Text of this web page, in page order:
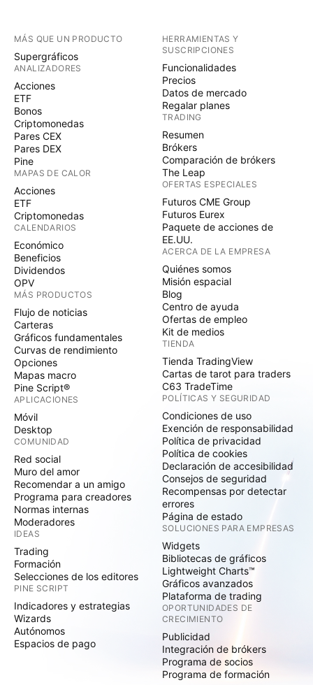
MÁS QUE UN PRODUCTO
Supergráficos
ANALIZADORES
Acciones
ETF
Bonos
Criptomonedas
Pares CEX
Pares DEX
Pine
MAPAS DE CALOR
Acciones
ETF
Criptomonedas
CALENDARIOS
Económico
Beneficios
Dividendos
OPV
MÁS PRODUCTOS
Flujo de noticias
Carteras
Gráficos fundamentales
Curvas de rendimiento
Opciones
Mapas macro
Pine Script®
APLICACIONES
Móvil
Desktop
COMUNIDAD
Red social
Muro del amor
Recomendar a un amigo
Programa para creadores
Normas internas
Moderadores
IDEAS
Trading
Formación
Selecciones de los editores
PINE SCRIPT
Indicadores y estrategias
Wizards
Autónomos
Espacios de pago
HERRAMIENTAS Y
SUSCRIPCIONES
Funcionalidades
Precios
Datos de mercado
Regalar planes
TRADING
Resumen
Brókers
Comparación de brókers
The Leap
OFERTAS ESPECIALES
Futuros CME Group
Futuros Eurex
Paquete de acciones de
EE.UU.
ACERCA DE LA EMPRESA
Quiénes somos
Misión espacial
Blog
Centro de ayuda
Ofertas de empleo
Kit de medios
TIENDA
Tienda TradingView
Cartas de tarot para traders
C63 TradeTime
POLÍTICAS Y SEGURIDAD
Condiciones de uso
Exención de responsabilidad
Política de privacidad
Política de cookies
Declaración de accesibilidad
Consejos de seguridad
Recompensas por detectar
errores
Página de estado
SOLUCIONES PARA EMPRESAS
Widgets
Bibliotecas de gráficos
Lightweight Charts™
Gráficos avanzados
Plataforma de trading
OPORTUNIDADES DE
CRECIMIENTO
Publicidad
Integración de brókers
Programa de socios
Programa de formación